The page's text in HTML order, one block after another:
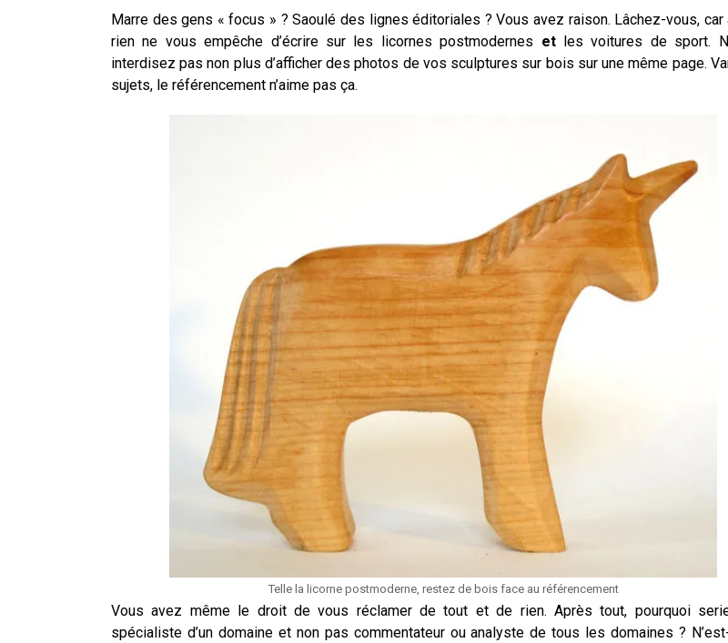
Marre des gens « focus » ? Saoulé des lignes éditoriales ? Vous avez raison. Lâchez-vous, car
rien ne vous empêche d’écrire sur les licornes postmodernes etles voitures de sport.
interdisez pas non plus d’afficher des photos de vos sculptures sur bois sur une même page.
sujets, le référencement n’aime pas ça.
Telle la licorne postmoderne, restez de bois face au référencement
Vous avez même le droit de vous réclamer de tout et de rien. Après tout, pourquoi
spécialiste d’un domaine et non pas commentateur ou analyste de tous les domaines ?